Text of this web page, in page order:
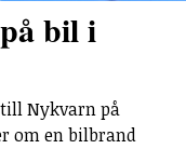
bil i
Nykvarn på
om en bilbrand